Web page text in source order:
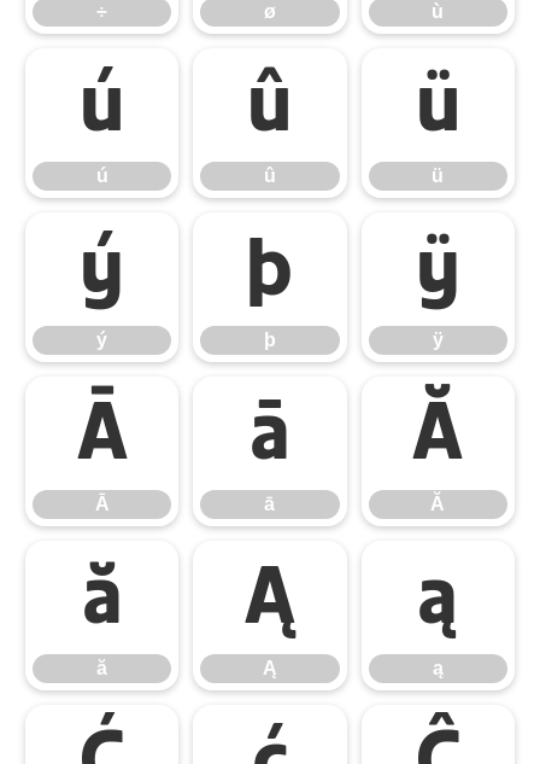
÷ ø ù
ú
ú
û
û
ü
ü
ý
ý
þ
þ
ÿ
ÿ
Ā
Ā
ā
ā
Ă
Ă
ă
ă
Ą
Ą
ą
ą